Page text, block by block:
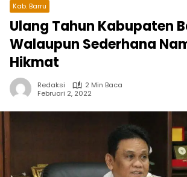
Kab. Barru
Ulang Tahun Kabupaten
Walaupun Sederhana
Hikmat
Redaksi
2 Min Baca
Februari 2, 2022